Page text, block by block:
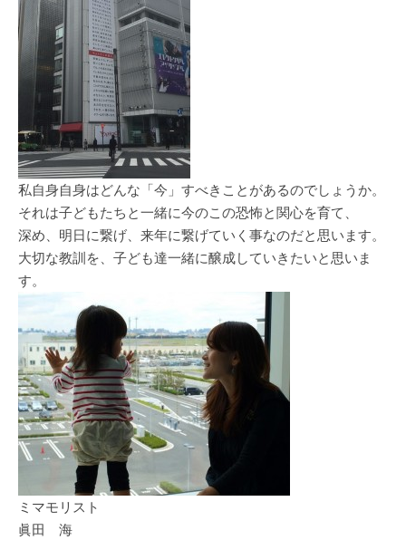
私自身自身はどんな「今」すべきことがあるのでしょうか。
それは子どもたちと一緒に今のこの恐怖と関心を育て、
深め、明日に繋げ、来年に繋げていく事なのだと思います。
大切な教訓を、子ども達一緒に醸成していきたいと思いま
す。
ミマモリスト
眞田 海